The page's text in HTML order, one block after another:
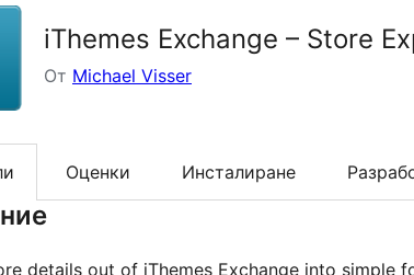
iThemes Exchange – Store
От Michael Visser
Оценки Инсталиране
details out of iThemes Exchange into simple